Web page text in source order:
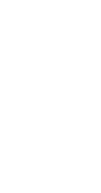
Los vecinos
Más de